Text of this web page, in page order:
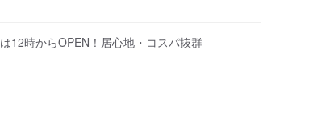
12時からOPEN！居心地・コスパ抜群